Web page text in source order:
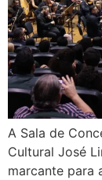
A Sala de
Cultural José
marcante para